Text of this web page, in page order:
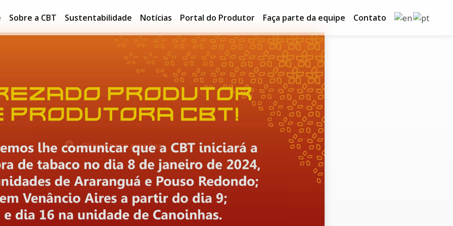
Sobre a CBT Sustentabilidade Notícias Portal do Produtor Faça parte da equipe Contato
Clique para ampliar